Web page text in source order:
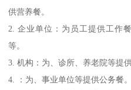
供营养餐。
2. 企业单位：为员工提供工作
等。
3. 机构：为、诊所、养老院等提
4. ：为、事业单位等提供公务餐。